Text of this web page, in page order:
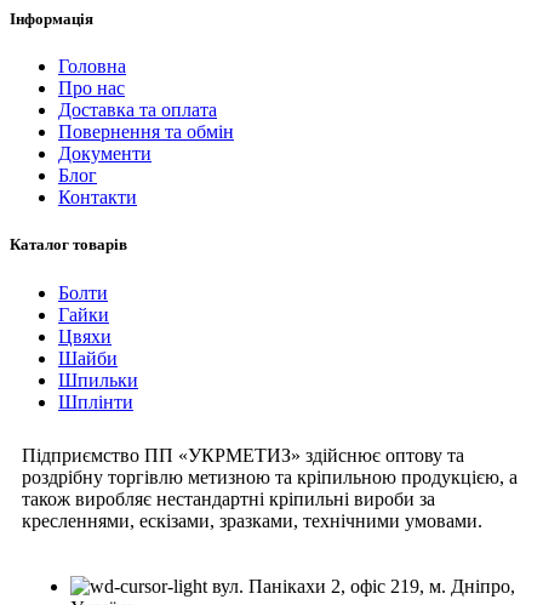
Інформація
Головна
Про нас
Доставка та оплата
Повернення та обмін
Документи
Блог
Контакти
Каталог товарів
Болти
Гайки
Цвяхи
Шайби
Шпильки
Шплінти
Підприємство ПП «УКРМЕТИЗ» здійснює оптову та
роздрібну торгівлю метизною та кріпильною продукцією, а
також виробляє нестандартні кріпильні вироби за
кресленнями, ескізами, зразками, технічними умовами.
вул. Панікахи 2, офіс 219, м. Дніпро,